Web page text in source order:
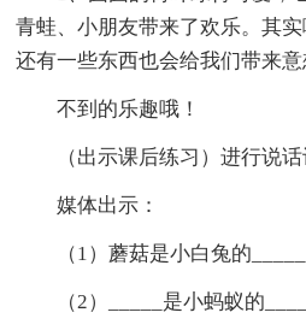
青蛙、小朋友带来了欢乐。其
还有一些东西也会给我们带来意
不到的乐趣哦！
（出示课后练习）进行说话
媒体出示：
（1）蘑菇是小白兔的_____
（2）_____是小蚂蚁的